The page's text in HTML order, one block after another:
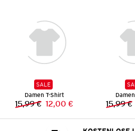
SALE
Damen T-Shirt
Vorheriger Preis:
15,99 € Neuer Preis:
12,00 € 15,99 €